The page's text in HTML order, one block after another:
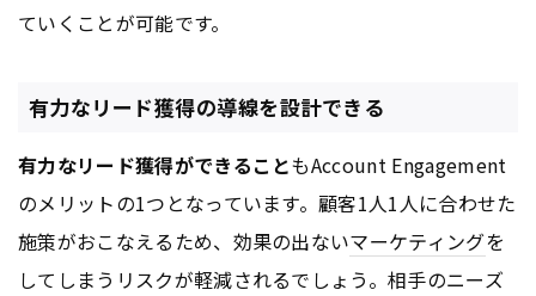
ていくことが可能です。
有力なリード獲得の導線を設計できる
有力なリード獲得ができることもAccount Engagement
のメリットの1つとなっています。顧客1人1人に合わせた
施策がおこなえるため、効果の出ないマーケティングを
してしまうリスクが軽減されるでしょう。相手のニーズ